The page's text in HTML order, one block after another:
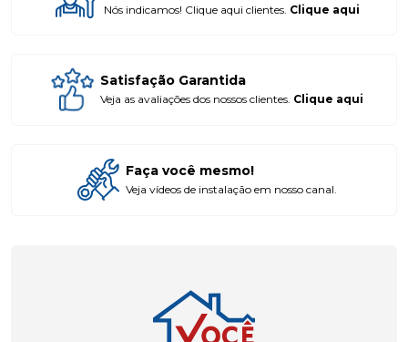
Nós indicamos! Clique aqui clientes. Clique aqui
Satisfação Garantida
Veja as avaliações dos nossos clientes. Clique aqui
Faça você mesmo!
Veja vídeos de instalação em nosso canal.